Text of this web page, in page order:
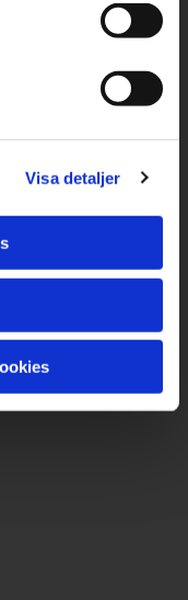
Visa detaljer